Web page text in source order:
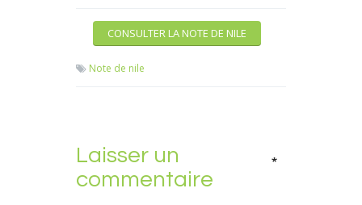
CONSULTER LA NOTE DE NILE
Note de nile
Laisser un
commentaire
*